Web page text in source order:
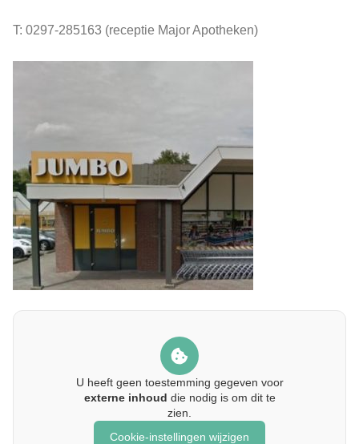
T: 0297-285163 (receptie Major Apotheken)
U heeft geen toestemming gegeven voor
externe inhoud die nodig is om dit te
zien.
Cookie-instellingen wijzigen